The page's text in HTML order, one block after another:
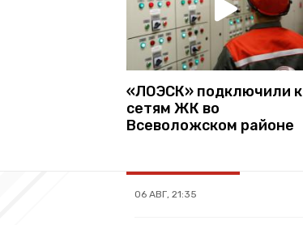
«ЛОЭСК» подключили к
сетям ЖК во
Всеволожском районе
06 АВГ, 21:35